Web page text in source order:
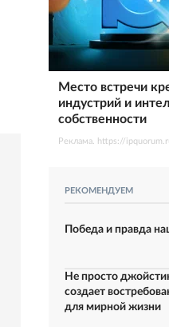
Место встречи
индустрий и
собственности
Реклама. https://
РЕКОМЕНДУЕМ
Победа и правда
Не просто
создает
для мирной жизни